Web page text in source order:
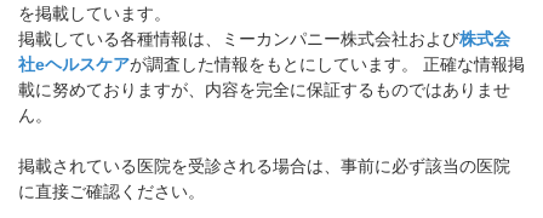
を掲載しています。
掲載している各種情報は、ミーカンパニー株式会社および株式会
社eヘルスケアが調査した情報をもとにしています。 正確な情報掲
載に努めておりますが、内容を完全に保証するものではありませ
ん。
掲載されている医院を受診される場合は、事前に必ず該当の医院
に直接ご確認ください。